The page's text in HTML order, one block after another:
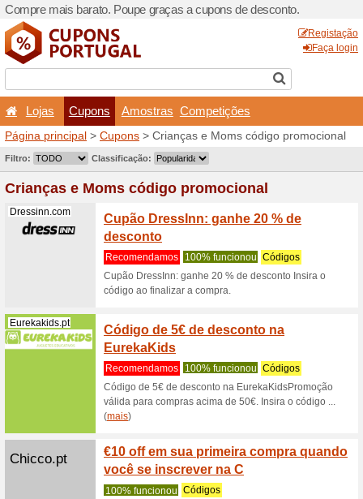
Compre mais barato.
Lojas Cupons
Página principal>Cupons
Crianças e Moms